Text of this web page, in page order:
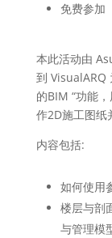
免费参加
本此活动由
到 VisualARQ
的BIM “功能
作2D施工图纸
内容包括:
如何使用
楼层与剖
与管理模